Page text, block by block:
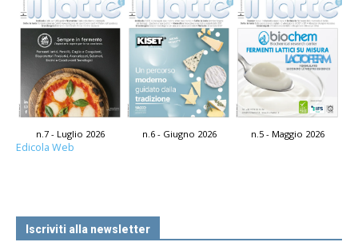
n.7 - Luglio 2026 n.6 - Giugno 2026 n.5 - Maggio 2026
Edicola Web
Iscriviti alla newsletter